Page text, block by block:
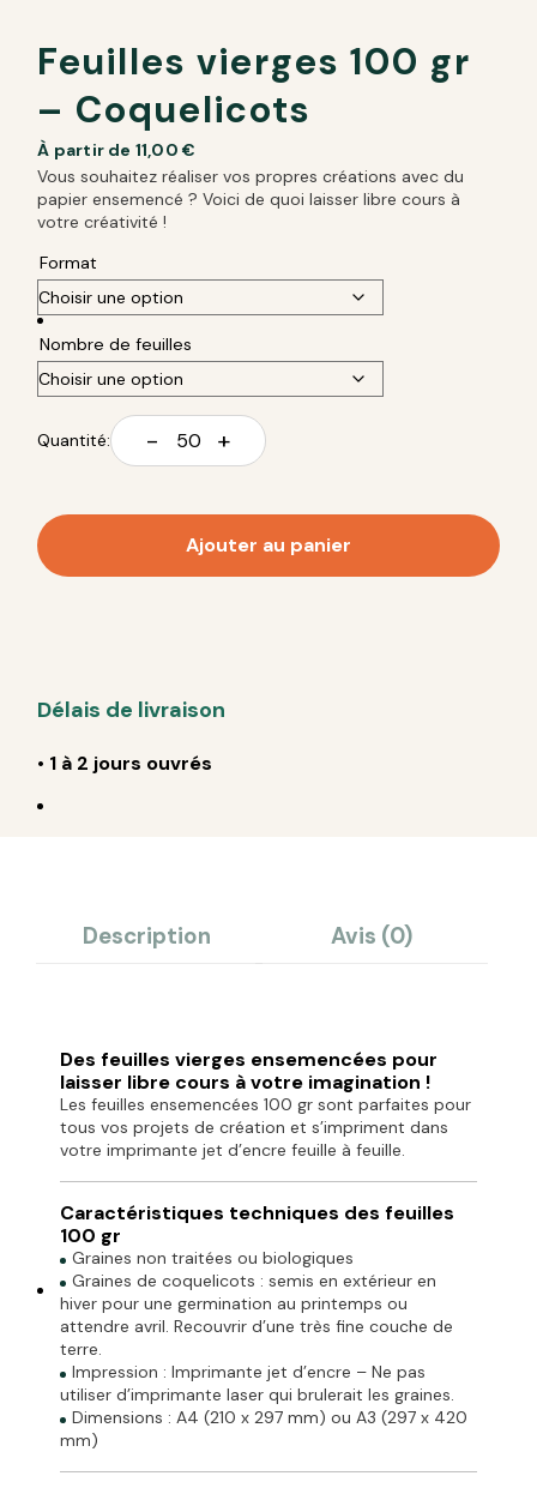
Feuilles vierges 100 gr
– Coquelicots
À partir de 11,00 €
Vous souhaitez réaliser vos propres créations avec du
papier ensemencé ? Voici de quoi laisser libre cours à
votre créativité !
Format
Nombre de feuilles
Quantité: - +
Ajouter au panier
Délais de livraison
• 1 à 2 jours ouvrés
Description Avis (0)
Des feuilles vierges ensemencées pour
laisser libre cours à votre imagination !
Les feuilles ensemencées 100 gr sont parfaites pour
tous vos projets de création et s’impriment dans
votre imprimante jet d’encre feuille à feuille.
Caractéristiques techniques des feuilles
100 gr
Graines non traitées ou biologiques
Graines de coquelicots : semis en extérieur en
hiver pour une germination au printemps ou
attendre avril. Recouvrir d’une très fine couche de
terre.
Impression : Imprimante jet d’encre – Ne pas
utiliser d’imprimante laser qui brulerait les graines.
Dimensions : A4 (210 x 297 mm) ou A3 (297 x 420
mm)